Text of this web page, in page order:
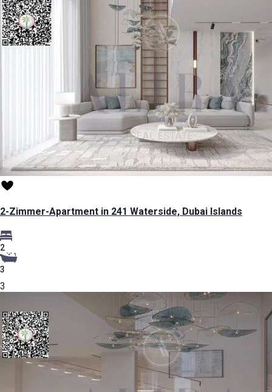
2-Zimmer-Apartment in 241 Waterside, Dubai Islands
2
3
3